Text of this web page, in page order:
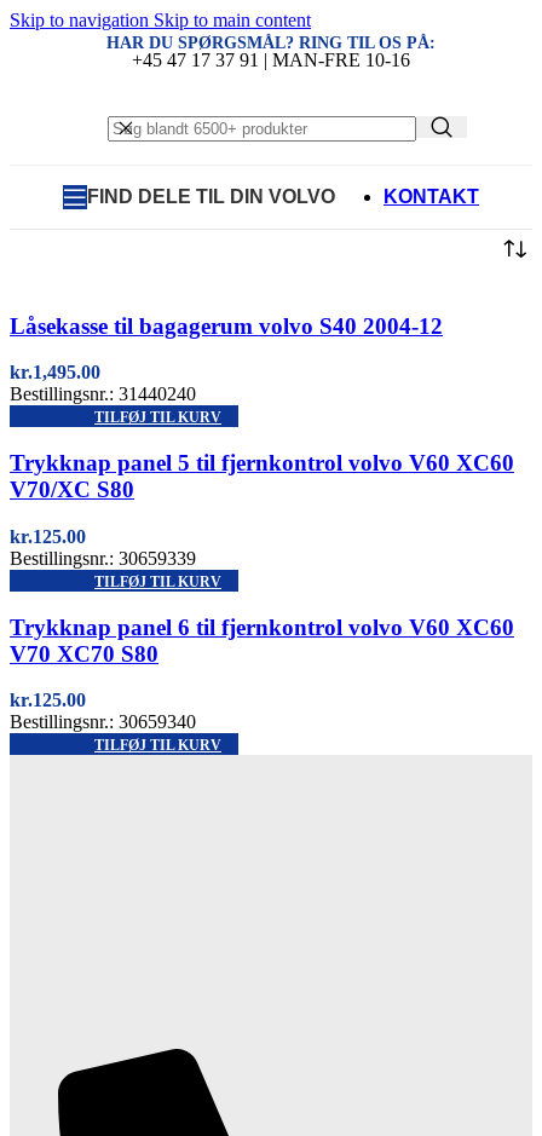
Skip to navigation Skip to main content
HAR DU SPØRGSMÅL? RING TIL OS PÅ:
+45 47 17 37 91 | MAN-FRE 10-16
FIND DELE TIL DIN VOLVO KONTAKT
Låsekasse til bagagerum volvo S40 2004-12
kr.1,495.00
Bestillingsnr.: 31440240
TILFØJ TIL KURV
Trykknap panel 5 til fjernkontrol volvo V60 XC60
V70/XC S80
kr.125.00
Bestillingsnr.: 30659339
TILFØJ TIL KURV
Trykknap panel 6 til fjernkontrol volvo V60 XC60
V70 XC70 S80
kr.125.00
Bestillingsnr.: 30659340
TILFØJ TIL KURV